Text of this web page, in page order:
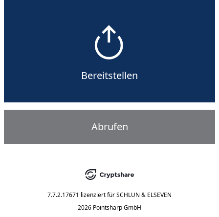
Bereitstellen
Abrufen
7.7.2.17671 lizenziert fürSCHLUN & ELSEVEN
2026 Pointsharp GmbH